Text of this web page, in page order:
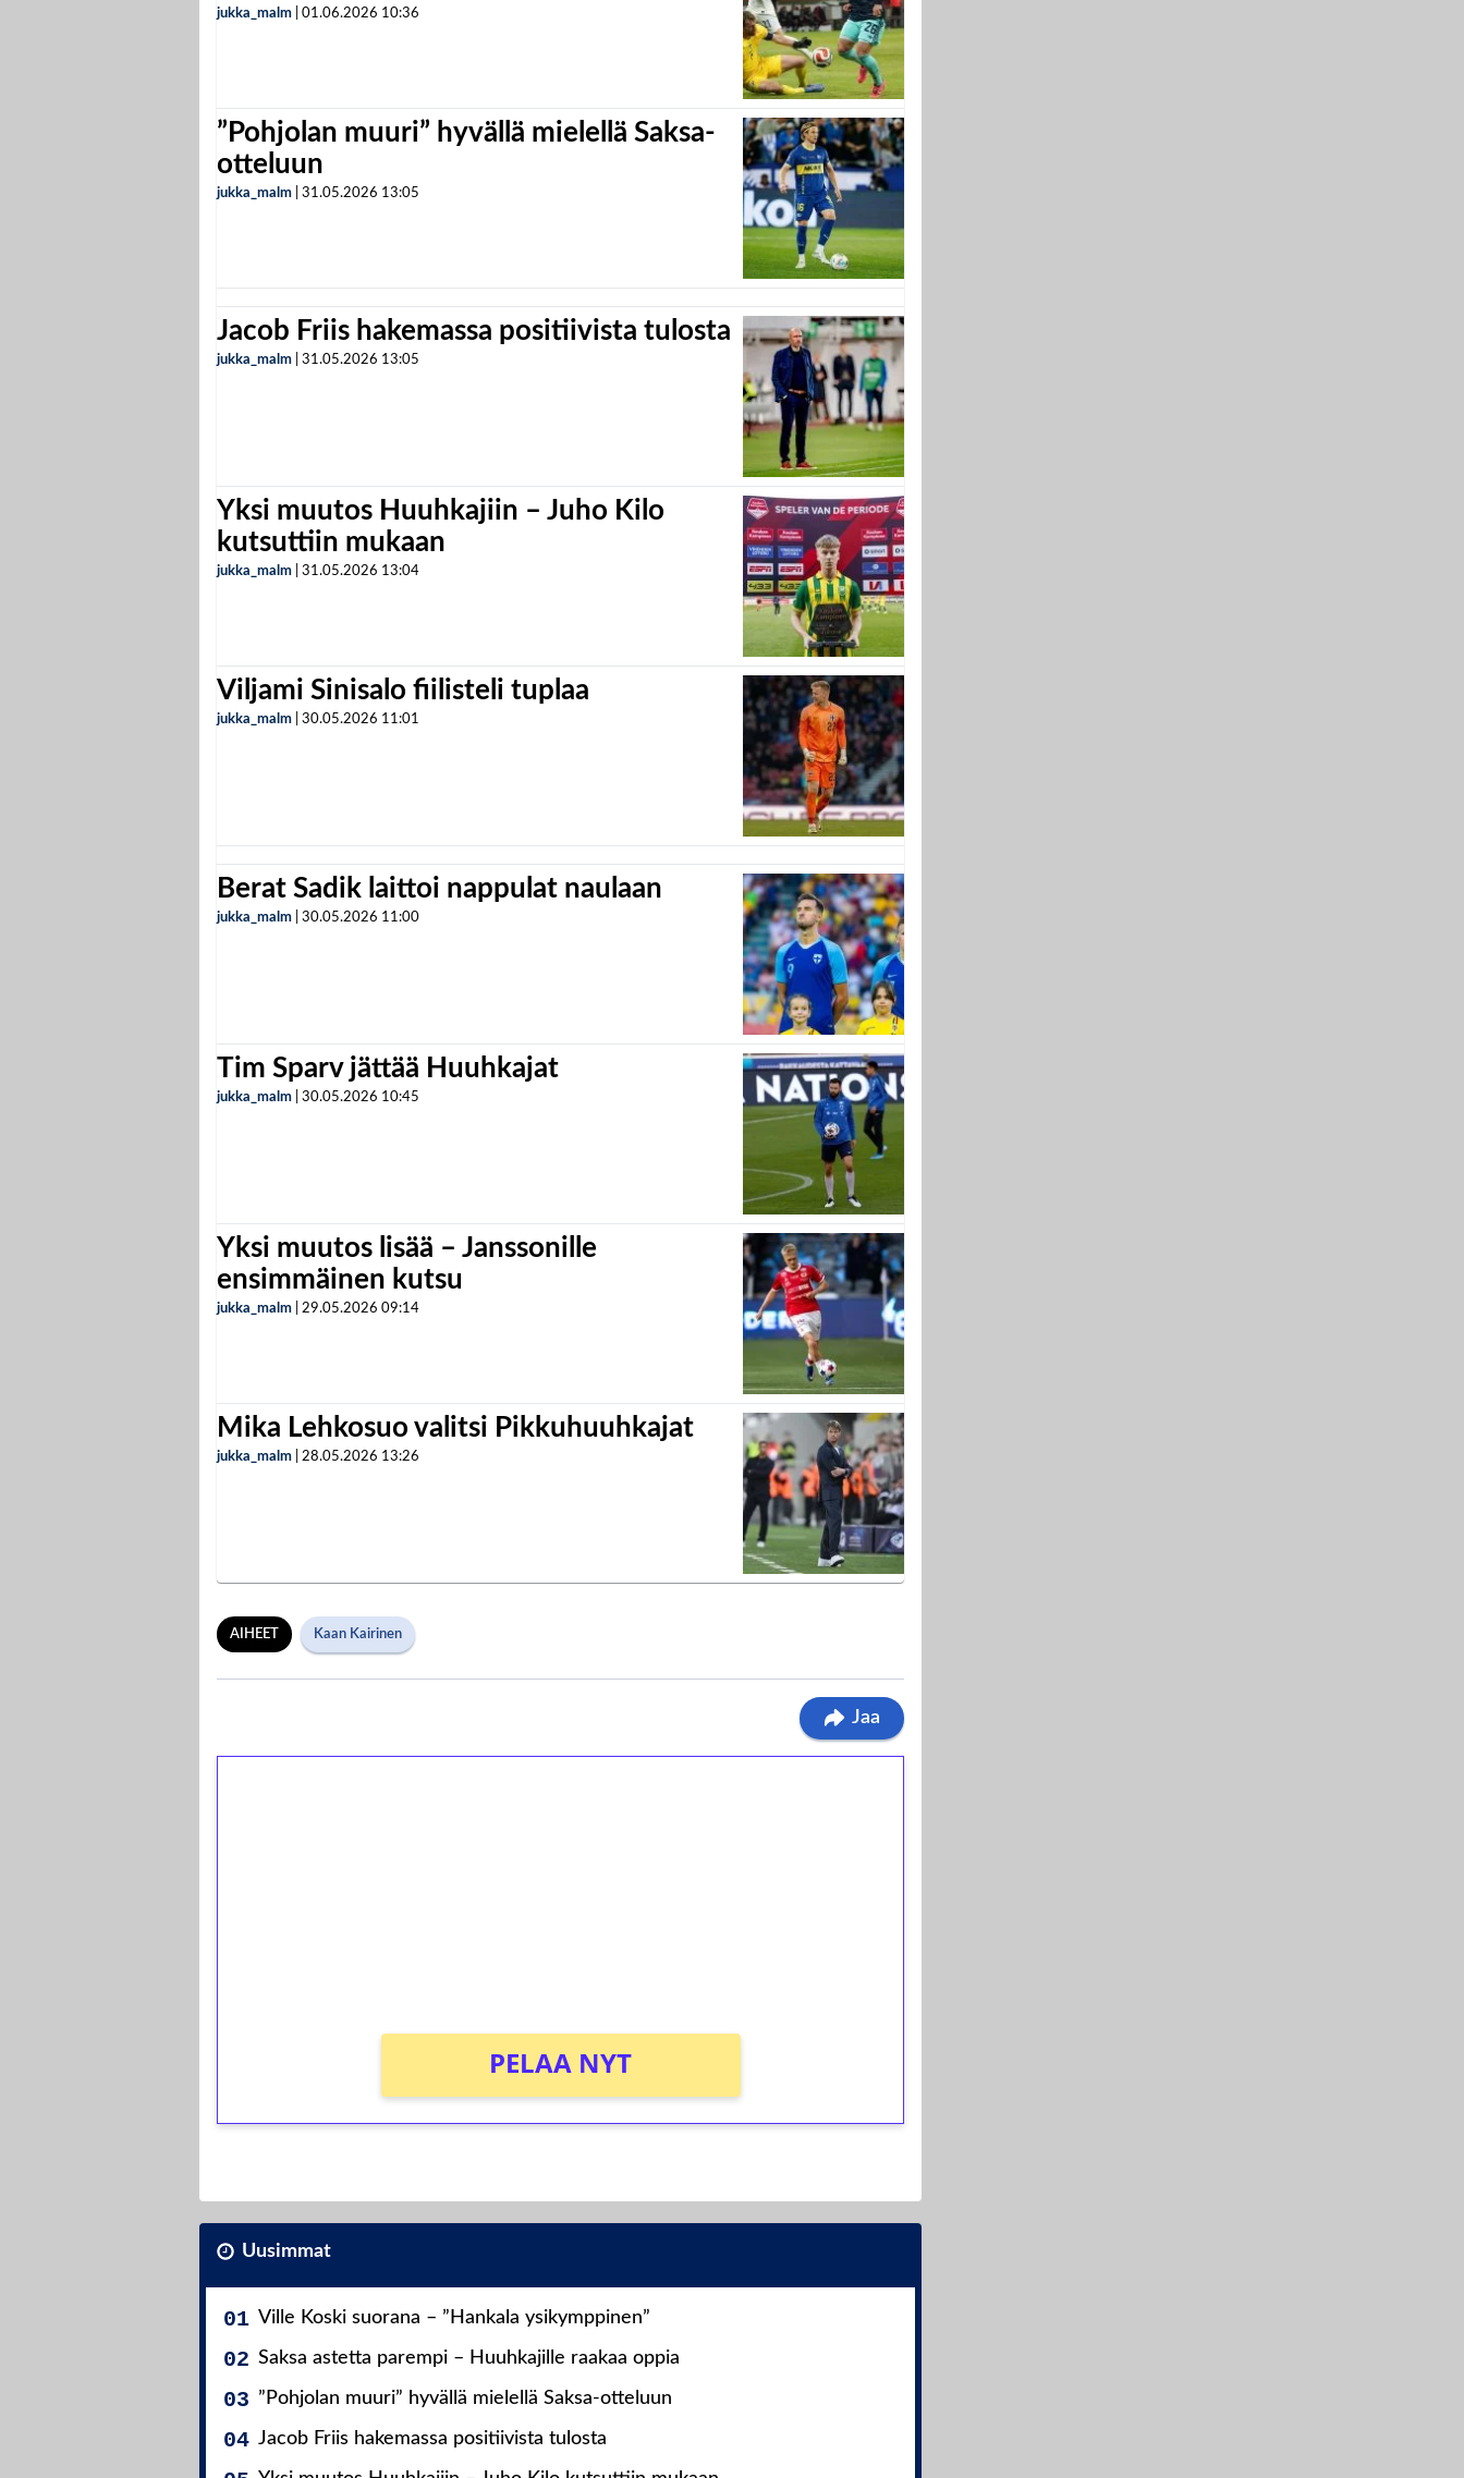
jukka_malm 01.06.2026 10:36
”Pohjolan muuri” hyvällä mielellä Saksa-
otteluun
jukka_malm 31.05.2026 13:05
Jacob Friis hakemassa positiivista tulosta
jukka_malm 31.05.2026 13:05
Yksi muutos Huuhkajiin – Juho Kilo
kutsuttiin mukaan
jukka_malm 31.05.2026 13:04
Viljami Sinisalo fiilisteli tuplaa
jukka_malm 30.05.2026 11:01
Berat Sadik laittoi nappulat naulaan
jukka_malm 30.05.2026 11:00
Tim Sparv jättää Huuhkajat
jukka_malm 30.05.2026 10:45
Yksi muutos lisää – Janssonille
ensimmäinen kutsu
jukka_malm 29.05.2026 09:14
Mika Lehkosuo valitsi Pikkuhuuhkajat
jukka_malm 28.05.2026 13:26
AIHEET Kaan Kairinen
Jaa
PELAA NYT
Uusimmat
Ville Koski suorana – ”Hankala ysikymppinen”
Saksa astetta parempi – Huuhkajille raakaa oppia
”Pohjolan muuri” hyvällä mielellä Saksa-otteluun
Jacob Friis hakemassa positiivista tulosta